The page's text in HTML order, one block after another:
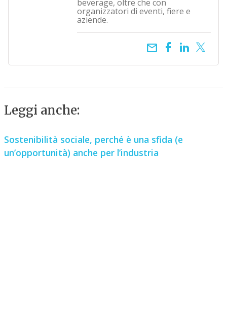
beverage, oltre che con
organizzatori di eventi, fiere e
aziende.
email
Leggi anche:
Sostenibilità sociale, perché è una sfida (e
un’opportunità) anche per l’industria